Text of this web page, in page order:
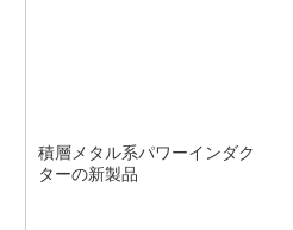
積層メタル系パワーインダク
ターの新製品